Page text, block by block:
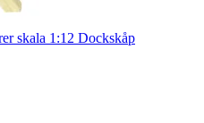
skala 1:12 Dockskåp